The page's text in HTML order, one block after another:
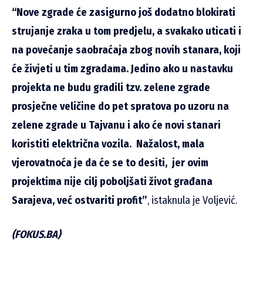
“Nove zgrade će zasigurno još dodatno blokirati
strujanje zraka u tom predjelu, a svakako uticati i
na povećanje saobraćaja zbog novih stanara, koji
će živjeti u tim zgradama. Jedino ako u nastavku
projekta ne budu gradili tzv. zelene zgrade
prosječne veličine do pet spratova po uzoru na
zelene zgrade u Tajvanu i ako će novi stanari
koristiti električna vozila. Nažalost, mala
vjerovatnoća je da će se to desiti, jer ovim
projektima nije cilj poboljšati život građana
Sarajeva, već ostvariti profit”, istaknula je Voljević.
(FOKUS.BA)